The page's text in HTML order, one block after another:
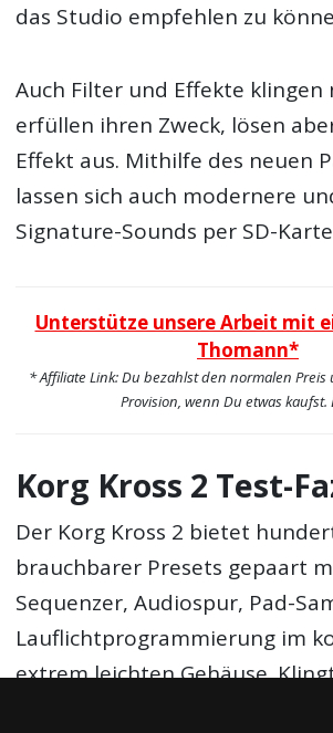
das Studio empfehlen zu
Auch Filter und Effekte klingen
erfüllen ihren Zweck, lösen
Effekt aus. Mithilfe des neuen
lassen sich auch modernere
Signature-Sounds per SD-
Unterstütze unsere Arbeit mit
Thomann*
* Affiliate Link: Du bezahlst den normalen
Provision, wenn Du etwas kaufst.
Korg Kross 2 Test-
Der Korg Kross 2 bietet
brauchbarer Presets gepaart
Sequenzer, Audiospur, Pad-
Lauflichtprogrammierung im
extrem leichten Gehäuse.